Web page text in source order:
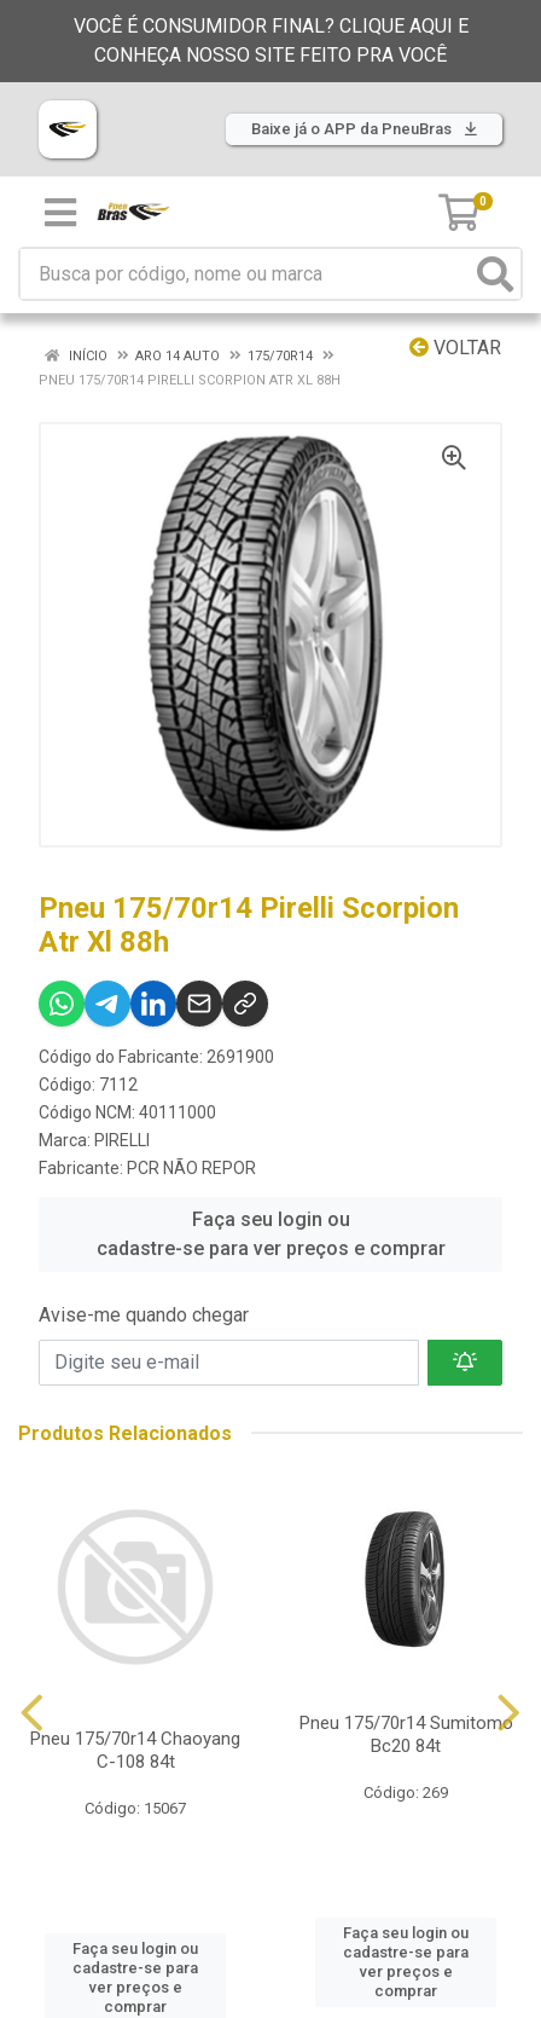
VOCÊ É CONSUMIDOR FINAL? CLIQUE AQUI E
CONHEÇA NOSSO SITE FEITO PRA VOCÊ
Baixe já o APP da PneuBras
0
VOLTAR
INÍCIO ARO 14 AUTO
175/70R14
PNEU 175/70R14 PIRELLI SCORPION ATR XL 88H
Pneu 175/70r14 Pirelli Scorpion
Atr Xl 88h
Código do Fabricante: 2691900
Código: 7112
Código NCM: 40111000
Marca: PIRELLI
Fabricante: PCR NÃO REPOR
Faça seu login ou
cadastre-se para ver preços e comprar
Avise-me quando chegar
Produtos Relacionados
Pneu 175/70r14 Chaoyang
C-108 84t
Código: 15067
Faça seu login ou
cadastre-se para
ver preços e
comprar
Pneu 175/70r14 Sumitomo
Bc20 84t
Código: 269
Faça seu login ou
cadastre-se para
ver preços e
comprar